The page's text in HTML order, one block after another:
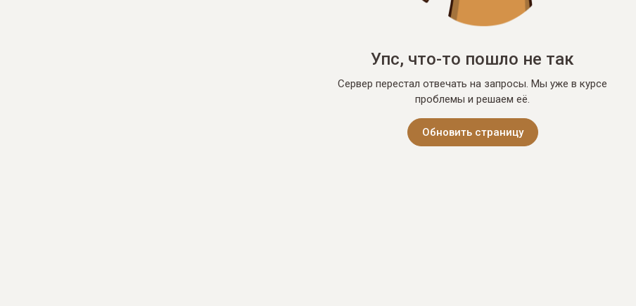
Упс, что-то пошло не так
Сервер перестал отвечать на запросы. Мы уже в курсе
проблемы и решаем её.
Обновить страницу